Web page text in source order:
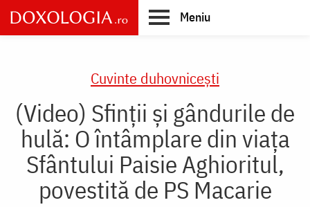
Skip
to
main
Meniu
Cuvinte duhovnicești
(Video) Sfinții și gândurile de
hulă: O întâmplare din viața
Sfântului Paisie Aghioritul,
povestită de PS Macarie